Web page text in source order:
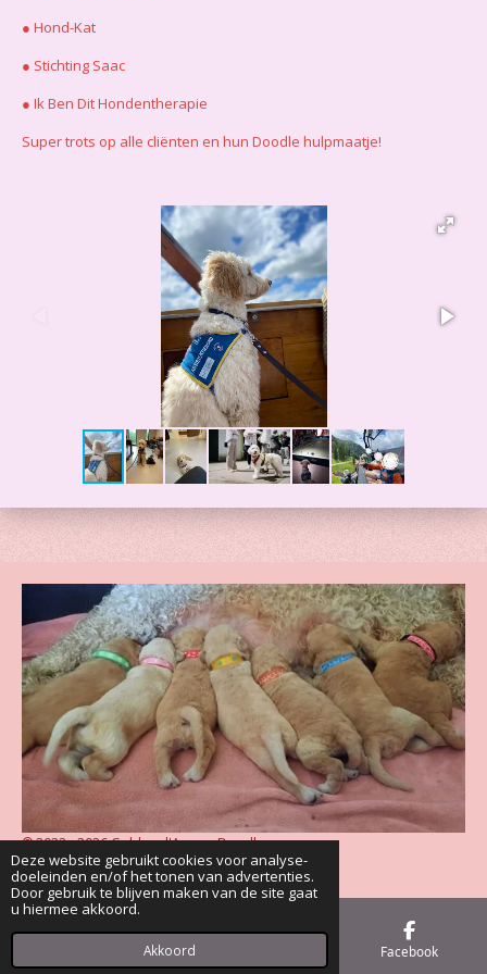
Deze website gebruikt cookies voor analyse-
doeleinden en/of het tonen van advertenties.
Door gebruik te blijven maken van de site gaat
u hiermee akkoord.
Akkoord
● Hond-Kat
● Stichting Saac
● Ik Ben Dit Hondentherapie
Super trots op alle cliënten en hun Doodle hulpmaatje!
© 2022 - 2026 Golden d'Amour Doodles
Powered byJouwWeb
Facebook